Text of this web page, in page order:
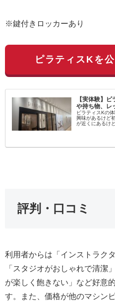
※鍵付きロッカーあり
ピラティスKを
【実体験】
や持ち物、レ
ピラティスKの
興味があるけど
が近くにあるけ
評判・口コミ
利用者からは「インストラク
「スタジオがおしゃれで清潔
が楽しく飽きない」など好意
す。また、価格が他のマシン